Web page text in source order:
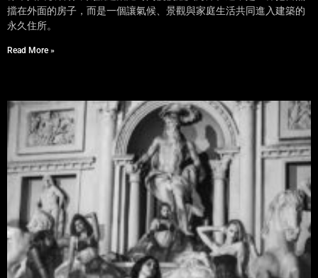
擋在外面的房子，而是一個讓氣候、景觀與家庭生活共同進入建築的
永久住所。
Read More »